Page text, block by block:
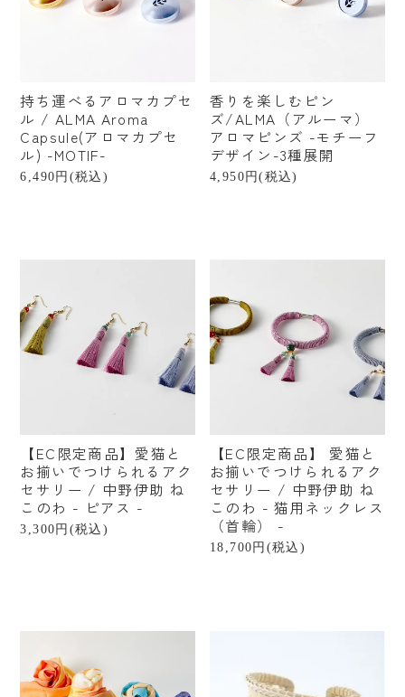
持ち運べるアロマカプセ
ル / ALMA Aroma
Capsule(アロマカプセ
ル) -MOTIF-
6,490円(税込)
香りを楽しむピン
ズ/ALMA（アルーマ）
アロマピンズ -モチーフ
デザイン-3種展開
4,950円(税込)
【EC限定商品】愛猫と
お揃いでつけられるアク
セサリー / 中野伊助 ね
このわ - ピアス -
3,300円(税込)
【EC限定商品】 愛猫と
お揃いでつけられるアク
セサリー / 中野伊助 ね
このわ - 猫用ネックレス
（首輪） -
18,700円(税込)